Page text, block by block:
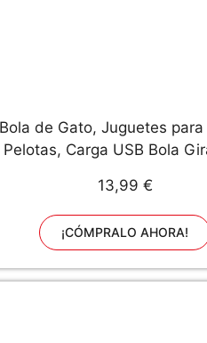
Bola de Gato, Juguetes para
Pelotas, Carga USB Bola
Grados Juguete Interactivo
LED para Ejercicio Animal
Doméstico Gatos y Perros
13,99 €
¡CÓMPRALO AHORA!